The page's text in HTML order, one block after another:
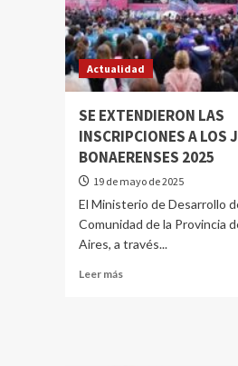
Actualidad
SE EXTENDIERON LAS
INSCRIPCIONES A LOS
BONAERENSES 2025
19 de mayo de 2025
El Ministerio de Desarrollo
Comunidad de la Provincia
Aires, a través...
Leer más